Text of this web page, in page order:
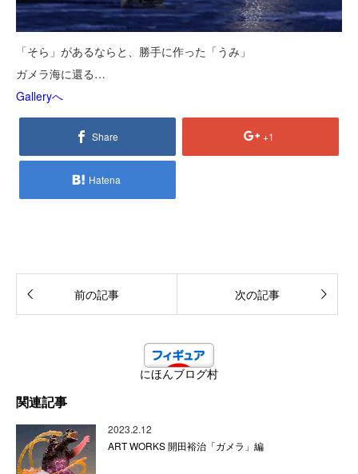
「そら」があるならと、勝手に作った「うみ」
ガメラ海に還る…
Galleryへ
Share +1
Hatena
前の記事 次の記事
にほんブログ村
関連記事
2023.2.12
ART WORKS 開田裕治「ガメラ」編